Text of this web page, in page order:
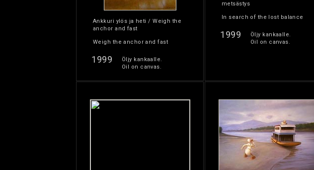
Ankkuri ylös ja heti / Weigh the
anchor and fast
Weigh the anchor and fast
1999
Öljy kankaalle.
Oil on canvas.
metsästys
In search of the lost balance
1999
Öljy kankaalle.
Oil on canvas.